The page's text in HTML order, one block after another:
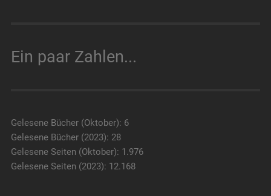
Ein paar Zahlen...
Gelesene Bücher (Oktober): 6
Gelesene Bücher (2023): 28
Gelesene Seiten (Oktober): 1.976
Gelesene Seiten (2023): 12.168